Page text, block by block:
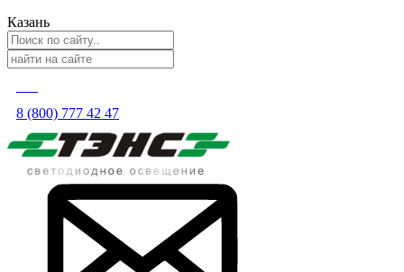
Казань
8 (800) 777 42 47